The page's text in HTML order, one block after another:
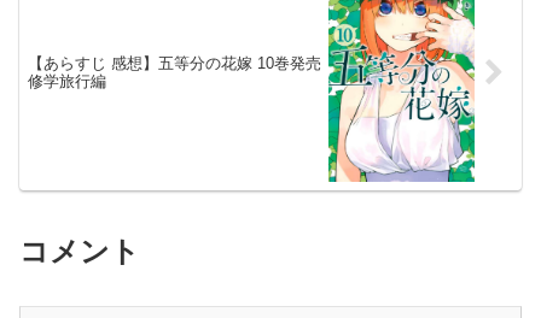
【あらすじ 感想】五等分の花嫁 10巻発売
修学旅行編
コメント